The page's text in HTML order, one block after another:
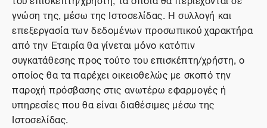
γνώση της, μέσω της Ιστοσελίδας. Η συλλογή και
επεξεργασία των δεδομένων προσωπικού χαρακτήρα
από την Εταιρία θα γίνεται μόνο κατόπιν
συγκατάθεσης προς τούτο του επισκέπτη/χρήστη, ο
οποίος θα τα παρέχει οικειοθελώς με σκοπό την
παροχή πρόσβασης στις ανωτέρω εφαρμογές ή
υπηρεσίες που θα είναι διαθέσιμες μέσω της
Ιστοσελίδας.